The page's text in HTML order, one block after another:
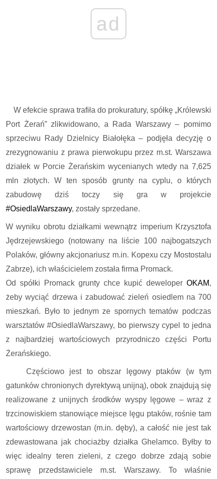
ad
W efekcie sprawa trafiła do prokuratury, spółkę „Królewski
Port Żerań” zlikwidowano, a Rada Warszawy – pomimo
sprzeciwu Rady Dzielnicy Białołęka – podjęła decyzję o
zrezygnowaniu z prawa pierwokupu przez m.st. Warszawa
działek w Porcie Żerańskim wycenianych wtedy na 7,625
mln złotych. W ten sposób grunty na cyplu, o których
zabudowę dziś toczy się gra w projekcie
#OsiedlaWarszawy, zostały sprzedane.
W wyniku obrotu działkami wewnątrz imperium Krzysztofa
Jędrzejewskiego (notowany na liście 100 najbogatszych
Polaków, główny akcjonariusz m.in. Kopexu czy Mostostalu
Zabrze), ich właścicielem została firma Promack.
Od spółki Promack grunty chce kupić deweloper OKAM,
żeby wyciąć drzewa i zabudować zieleń osiedlem na 700
mieszkań. Było to jednym ze spornych tematów podczas
warsztatów #OsiedlaWarszawy, bo pierwszy cypel to jedna
z najbardziej wartościowych przyrodniczo części Portu
Żerańskiego.
Częściowo jest to obszar lęgowy ptaków (w tym
gatunków chronionych dyrektywą unijną), obok znajdują się
realizowane z unijnych środków wyspy lęgowe – wraz z
trzcinowiskiem stanowiące miejsce lęgu ptaków, rośnie tam
wartościowy drzewostan (m.in. dęby), a całość nie jest tak
zdewastowana jak chociażby działka Ghelamco. Byłby to
więc idealny teren zieleni, z czego dobrze zdają sobie
sprawę przedstawiciele m.st. Warszawy. To właśnie